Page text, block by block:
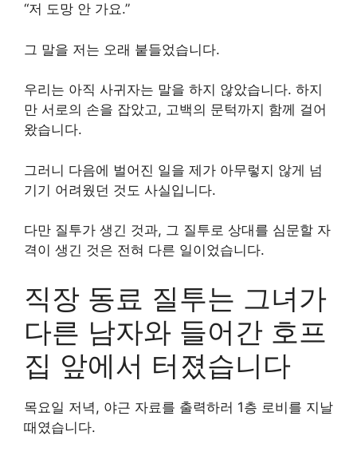
“저 도망 안 가요.”
그 말을 저는 오래 붙들었습니다.
우리는 아직 사귀자는 말을 하지 않았습니다. 하지
만 서로의 손을 잡았고, 고백의 문턱까지 함께 걸어
왔습니다.
그러니 다음에 벌어진 일을 제가 아무렇지 않게 넘
기기 어려웠던 것도 사실입니다.
다만 질투가 생긴 것과, 그 질투로 상대를 심문할 자
격이 생긴 것은 전혀 다른 일이었습니다.
직장 동료 질투는 그녀가
다른 남자와 들어간 호프
집 앞에서 터졌습니다
목요일 저녁, 야근 자료를 출력하러 1층 로비를 지날
때였습니다.